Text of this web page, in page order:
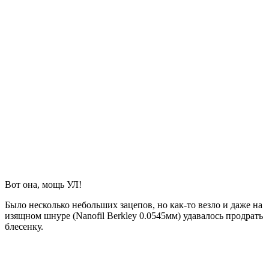
Вот она, мощь УЛ!
Было несколько небольших зацепов, но как-то везло и даже на
изящном шнуре (Nanofil Berkley 0.0545мм) удавалось продрать
блесенку.